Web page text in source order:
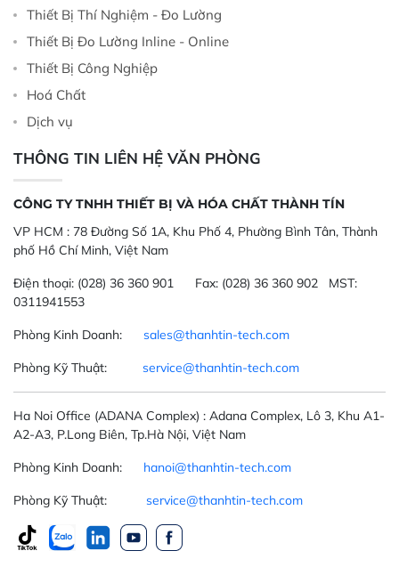
Thiết Bị Thí Nghiệm - Đo Lường
Thiết Bị Đo Lường Inline - Online
Thiết Bị Công Nghiệp
Hoá Chất
Dịch vụ
THÔNG TIN LIÊN HỆ VĂN PHÒNG
CÔNG TY TNHH THIẾT BỊ VÀ HÓA CHẤT THÀNH TÍN
VP HCM : 78 Đường Số 1A, Khu Phố 4, Phường Bình Tân, Thành
phố Hồ Chí Minh, Việt Nam
Điện thoại: (028) 36 360 901 Fax: (028) 36 360 902 MST:
0311941553
Phòng Kinh Doanh: sales@thanhtin-tech.com
Phòng Kỹ Thuật: service@thanhtin-tech.com
Ha Noi Office (ADANA Complex) : Adana Complex, Lô 3, Khu A1-
A2-A3, P.Long Biên, Tp.Hà Nội, Việt Nam
Phòng Kinh Doanh: hanoi@thanhtin-tech.com
Phòng Kỹ Thuật: service@thanhtin-tech.com